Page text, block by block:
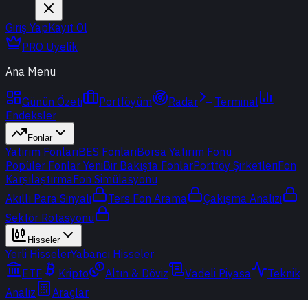
Giriş YapKayıt Ol
PRO Üyelik
Ana Menu
Günün Özeti Portföyüm Radar
Terminal
Endeksler
Fonlar
Yatırım FonlarıBES FonlarıBorsa Yatırım Fonu
Popüler Fonlar YeniBir Bakışta FonlarPortföy ŞirketleriFon
KarşılaştırmaFon Simülasyonu
Akıllı Para Sinyali
Ters Fon Arama
Çakışma Analizi
Sektör Rotasyonu
Hisseler
Yerli HisselerYabancı Hisseler
ETF
Kripto Altın & Döviz Vadeli Piyasa
Teknik
Analiz
Araçlar